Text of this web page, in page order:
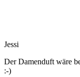
Jessi
Der Damenduft wäre
:-)